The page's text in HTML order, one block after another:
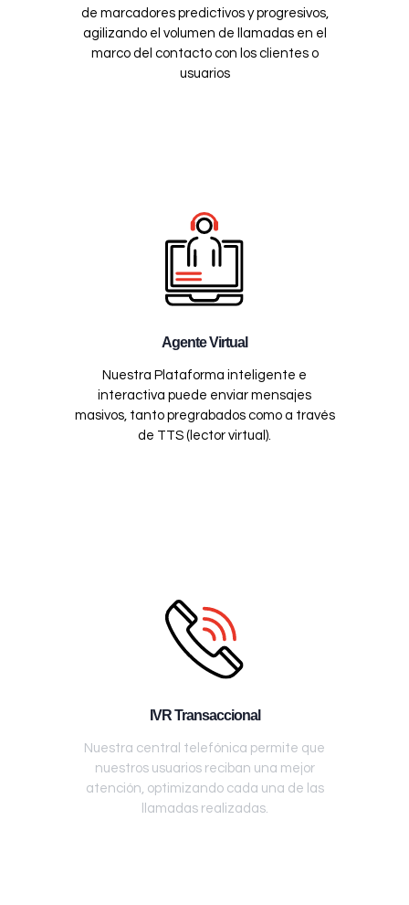
de marcadores predictivos y progresivos,
agilizando el volumen de llamadas en el
marco del contacto con los clientes o
usuarios
Agente Virtual
Nuestra Plataforma inteligente e
interactiva puede enviar mensajes
masivos, tanto pregrabados como a través
de TTS (lector virtual).
IVR Transaccional
Nuestra central telefónica permite que
nuestros usuarios reciban una mejor
atención, optimizando cada una de las
llamadas realizadas.